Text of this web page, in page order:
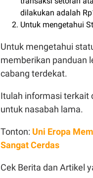
dilakukan adalah
Untuk mengetahui
Untuk mengetahui
memberikan panduan
cabang terdekat.
Itulah informasi terkait
untuk nasabah lama.
Tonton: Uni Eropa
Sangat Cerdas
Cek Berita dan Artikel